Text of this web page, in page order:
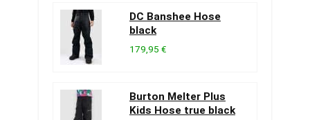
DC Banshee Hose
black
179,95 €
Burton Melter Plus
Kids Hose true black